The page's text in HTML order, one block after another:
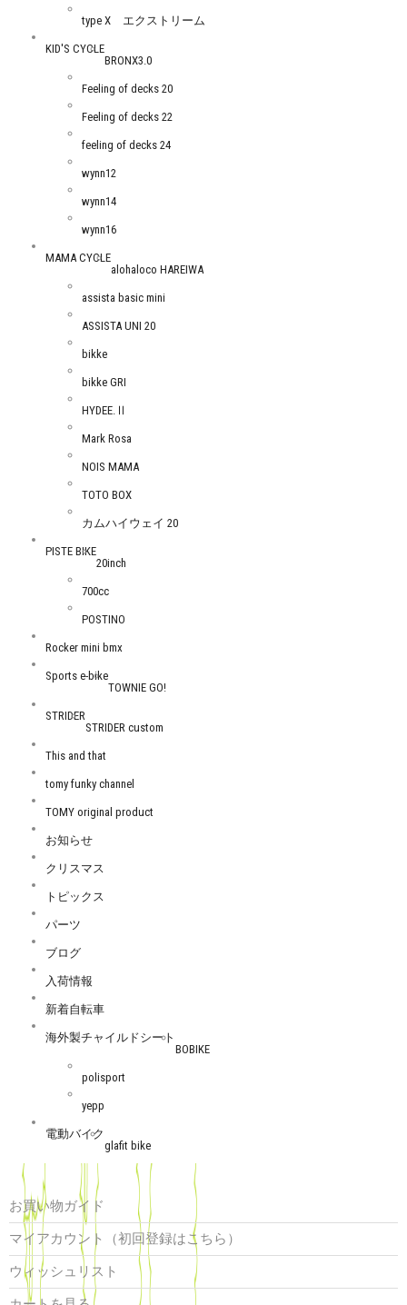
type X エクストリーム
KID'S CYCLE
BRONX3.0
Feeling of decks 20
Feeling of decks 22
feeling of decks 24
wynn12
wynn14
wynn16
MAMA CYCLE
alohaloco HAREIWA
assista basic mini
ASSISTA UNI 20
bikke
bikke GRI
HYDEE.Ⅱ
Mark Rosa
NOIS MAMA
TOTO BOX
カムハイウェイ 20
PISTE BIKE
20inch
700cc
POSTINO
Rocker mini bmx
Sports e-bike
TOWNIE GO!
STRIDER
STRIDER custom
This and that
tomy funky channel
TOMY original product
お知らせ
クリスマス
トピックス
パーツ
ブログ
入荷情報
新着自転車
海外製チャイルドシート
BOBIKE
polisport
yepp
電動バイク
glafit bike
お買い物ガイド
マイアカウント（初回登録はこちら）
ウィッシュリスト